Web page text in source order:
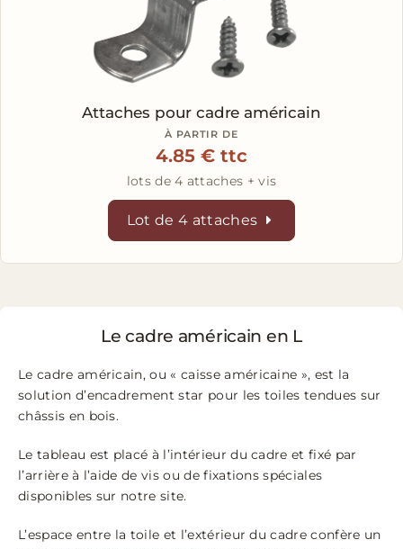
Attaches pour cadre américain
À PARTIR DE
4.85 € ttc
lots de 4 attaches + vis
Lot de 4 attaches
Le cadre américain en L
Le cadre américain, ou « caisse américaine », est la
solution d’encadrement star pour les toiles tendues sur
châssis en bois.
Le tableau est placé à l’intérieur du cadre et fixé par
l’arrière à l’aide de vis ou de fixations spéciales
disponibles sur notre site.
L’espace entre la toile et l’extérieur du cadre confère un